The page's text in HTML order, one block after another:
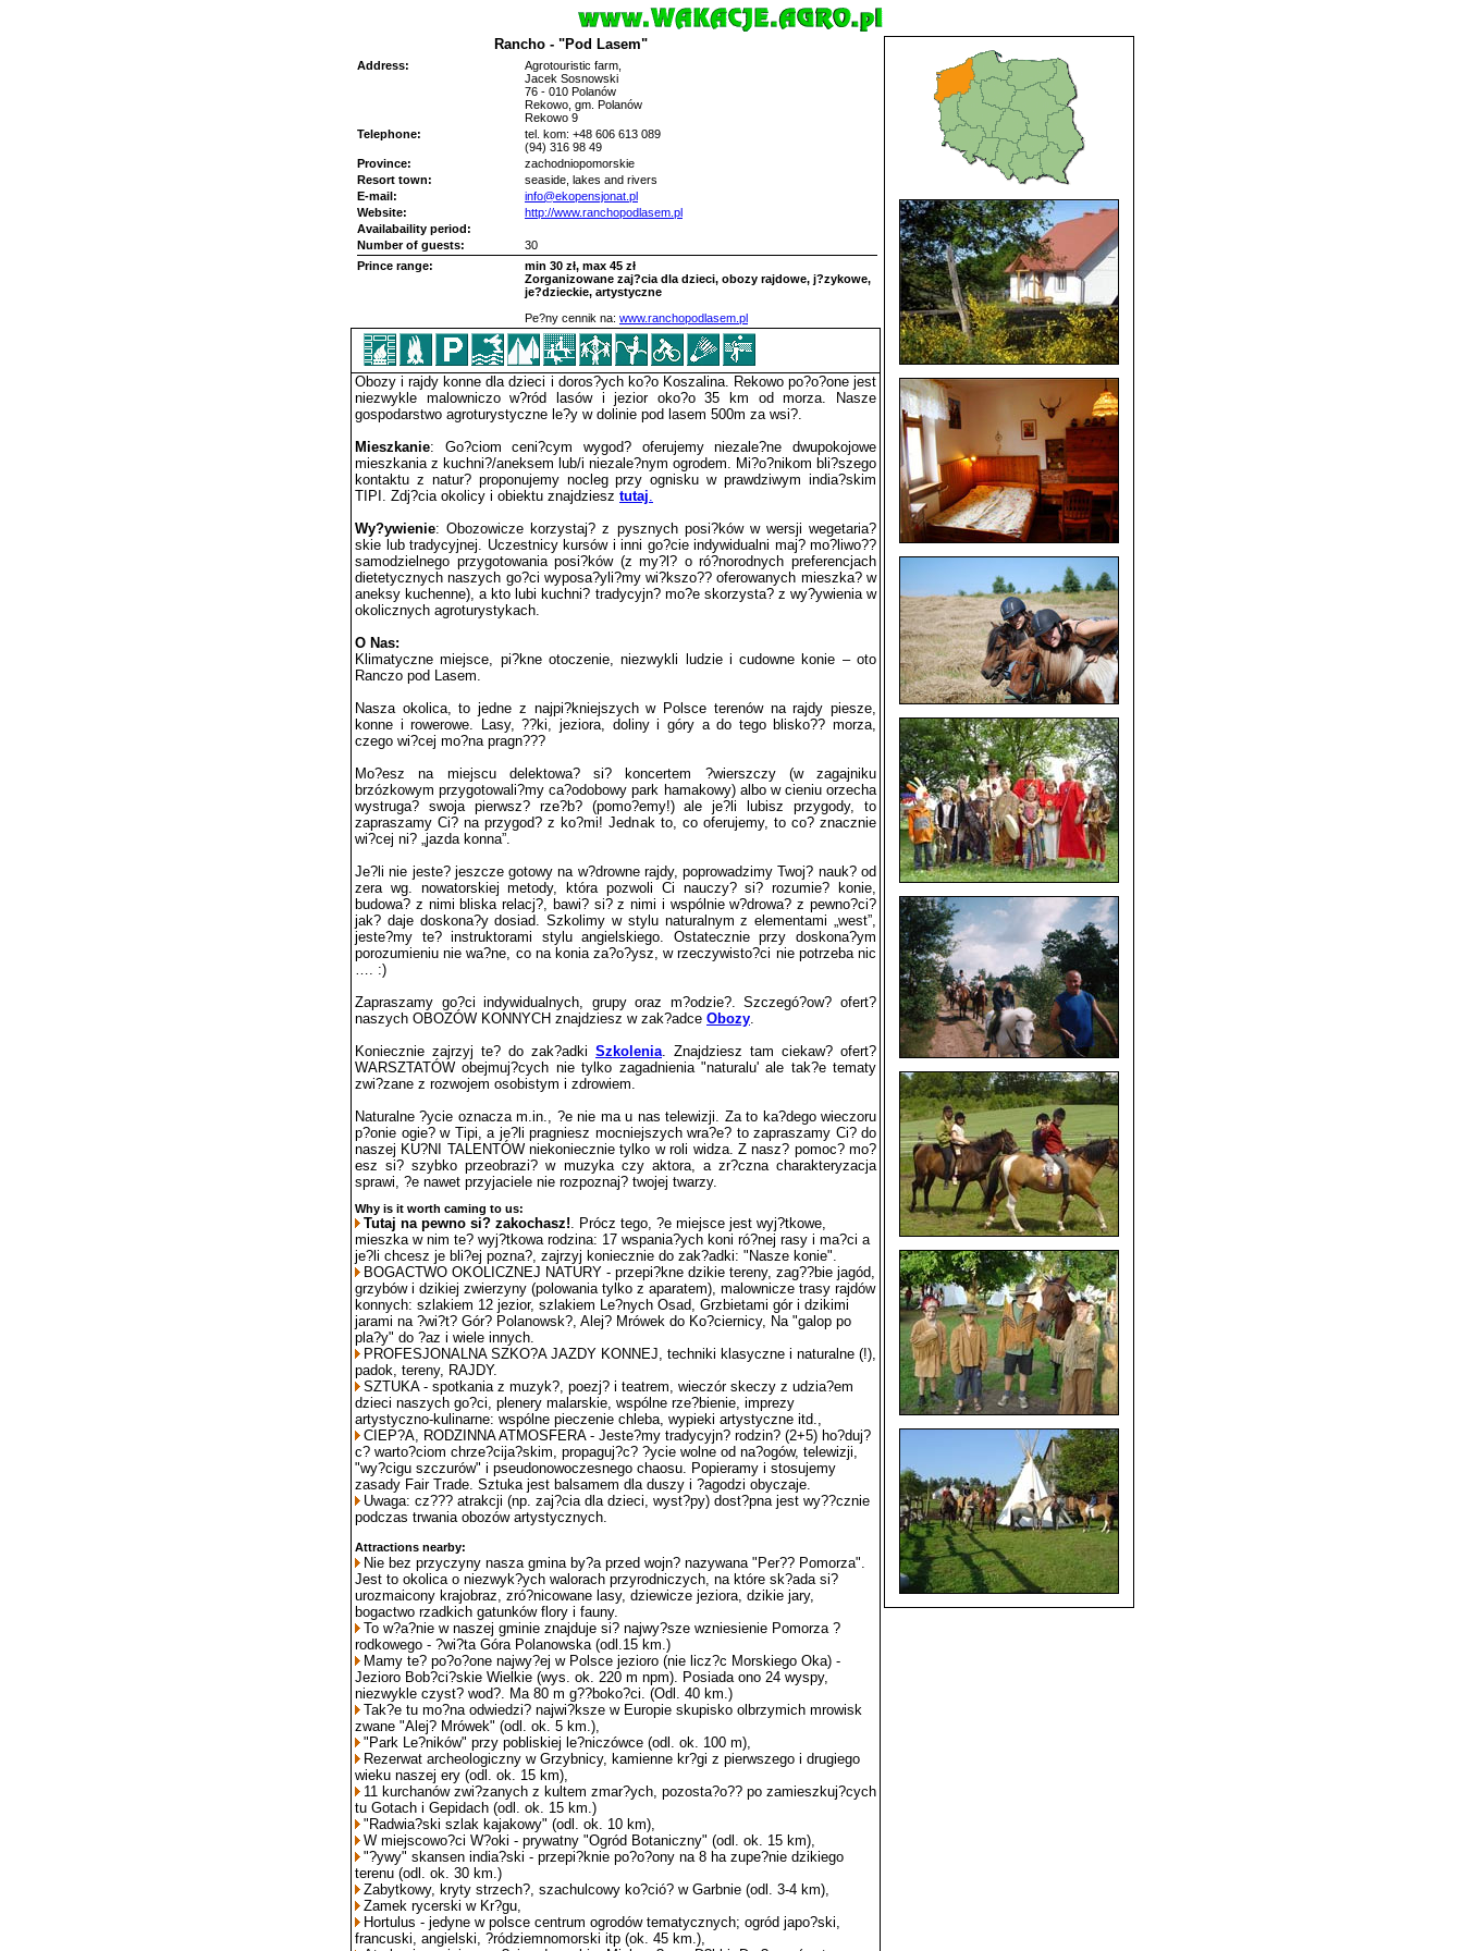
Rancho - "Pod Lasem"
Address:
Agrotouristic farm,
Jacek Sosnowski
76 - 010 Polanów
Rekowo, gm. Polanów
Rekowo 9
Telephone:
tel. kom: +48 606 613 089
(94) 316 98 49
Province:
zachodniopomorskie
Resort town:
seaside, lakes and rivers
E-mail:
info@ekopensjonat.pl
Website:
http://www.ranchopodlasem.pl
Availabaility period:
Number of guests:
30
Prince range:
min 30 zł, max 45 zł
Zorganizowane zaj?cia dla dzieci, obozy rajdowe, j?zykowe,
je?dzieckie, artystyczne
Pe?ny cennik na: www.ranchopodlasem.pl
Obozy i rajdy konne dla dzieci i doros?ych ko?o Koszalina. Rekowo po?o?one jest
niezwykle malowniczo w?ród lasów i jezior oko?o 35 km od morza. Nasze
gospodarstwo agroturystyczne le?y w dolinie pod lasem 500m za wsi?.
Mieszkanie: Go?ciom ceni?cym wygod? oferujemy niezale?ne dwupokojowe
mieszkania z kuchni?/aneksem lub/i niezale?nym ogrodem. Mi?o?nikom bli?szego
kontaktu z natur? proponujemy nocleg przy ognisku w prawdziwym india?skim
TIPI. Zdj?cia okolicy i obiektu znajdziesz tutaj.
Wy?ywienie: Obozowicze korzystaj? z pysznych posi?ków w wersji wegetaria?
skie lub tradycyjnej. Uczestnicy kursów i inni go?cie indywidualni maj? mo?liwo??
samodzielnego przygotowania posi?ków (z my?l? o ró?norodnych preferencjach
dietetycznych naszych go?ci wyposa?yli?my wi?kszo?? oferowanych mieszka? w
aneksy kuchenne), a kto lubi kuchni? tradycyjn? mo?e skorzysta? z wy?ywienia w
okolicznych agroturystykach.
O Nas:
Klimatyczne miejsce, pi?kne otoczenie, niezwykli ludzie i cudowne konie – oto
Ranczo pod Lasem.
Nasza okolica, to jedne z najpi?kniejszych w Polsce terenów na rajdy piesze,
konne i rowerowe. Lasy, ??ki, jeziora, doliny i góry a do tego blisko?? morza,
czego wi?cej mo?na pragn???
Mo?esz na miejscu delektowa? si? koncertem ?wierszczy (w zagajniku
brzózkowym przygotowali?my ca?odobowy park hamakowy) albo w cieniu orzecha
wystruga? swoja pierwsz? rze?b? (pomo?emy!) ale je?li lubisz przygody, to
zapraszamy Ci? na przygod? z ko?mi! Jednak to, co oferujemy, to co? znacznie
wi?cej ni? „jazda konna”.
Je?li nie jeste? jeszcze gotowy na w?drowne rajdy, poprowadzimy Twoj? nauk? od
zera wg. nowatorskiej metody, która pozwoli Ci nauczy? si? rozumie? konie,
budowa? z nimi bliska relacj?, bawi? si? z nimi i wspólnie w?drowa? z pewno?ci?
jak? daje doskona?y dosiad. Szkolimy w stylu naturalnym z elementami „west”,
jeste?my te? instruktorami stylu angielskiego. Ostatecznie przy doskona?ym
porozumieniu nie wa?ne, co na konia za?o?ysz, w rzeczywisto?ci nie potrzeba nic
…. :)
Zapraszamy go?ci indywidualnych, grupy oraz m?odzie?. Szczegó?ow? ofert?
naszych OBOZÓW KONNYCH znajdziesz w zak?adce Obozy.
Koniecznie zajrzyj te? do zak?adki Szkolenia. Znajdziesz tam ciekaw? ofert?
WARSZTATÓW obejmuj?cych nie tylko zagadnienia "naturalu' ale tak?e tematy
zwi?zane z rozwojem osobistym i zdrowiem.
Naturalne ?ycie oznacza m.in., ?e nie ma u nas telewizji. Za to ka?dego wieczoru
p?onie ogie? w Tipi, a je?li pragniesz mocniejszych wra?e? to zapraszamy Ci? do
naszej KU?NI TALENTÓW niekoniecznie tylko w roli widza. Z nasz? pomoc? mo?
esz si? szybko przeobrazi? w muzyka czy aktora, a zr?czna charakteryzacja
sprawi, ?e nawet przyjaciele nie rozpoznaj? twojej twarzy.
Why is it worth caming to us:
Tutaj na pewno si? zakochasz! . Prócz tego, ?e miejsce jest wyj?tkowe,
mieszka w nim te? wyj?tkowa rodzina: 17 wspania?ych koni ró?nej rasy i ma?ci a
je?li chcesz je bli?ej pozna?, zajrzyj koniecznie do zak?adki: "Nasze konie".
BOGACTWO OKOLICZNEJ NATURY - przepi?kne dzikie tereny, zag??bie jagód,
grzybów i dzikiej zwierzyny (polowania tylko z aparatem), malownicze trasy rajdów
konnych: szlakiem 12 jezior, szlakiem Le?nych Osad, Grzbietami gór i dzikimi
jarami na ?wi?t? Gór? Polanowsk?, Alej? Mrówek do Ko?ciernicy, Na "galop po
pla?y" do ?az i wiele innych.
PROFESJONALNA SZKO?A JAZDY KONNEJ, techniki klasyczne i naturalne (!),
padok, tereny, RAJDY.
SZTUKA - spotkania z muzyk?, poezj? i teatrem, wieczór skeczy z udzia?em
dzieci naszych go?ci, plenery malarskie, wspólne rze?bienie, imprezy
artystyczno-kulinarne: wspólne pieczenie chleba, wypieki artystyczne itd.,
CIEP?A, RODZINNA ATMOSFERA - Jeste?my tradycyjn? rodzin? (2+5) ho?duj?
c? warto?ciom chrze?cija?skim, propaguj?c? ?ycie wolne od na?ogów, telewizji,
"wy?cigu szczurów" i pseudonowoczesnego chaosu. Popieramy i stosujemy
zasady Fair Trade. Sztuka jest balsamem dla duszy i ?agodzi obyczaje.
Uwaga: cz??? atrakcji (np. zaj?cia dla dzieci, wyst?py) dost?pna jest wy??cznie
podczas trwania obozów artystycznych.
Attractions nearby:
Nie bez przyczyny nasza gmina by?a przed wojn? nazywana "Per?? Pomorza".
Jest to okolica o niezwyk?ych walorach przyrodniczych, na które sk?ada si?
urozmaicony krajobraz, zró?nicowane lasy, dziewicze jeziora, dzikie jary,
bogactwo rzadkich gatunków flory i fauny.
To w?a?nie w naszej gminie znajduje si? najwy?sze wzniesienie Pomorza ?
rodkowego - ?wi?ta Góra Polanowska (odl.15 km.)
Mamy te? po?o?one najwy?ej w Polsce jezioro (nie licz?c Morskiego Oka) -
Jezioro Bob?ci?skie Wielkie (wys. ok. 220 m npm). Posiada ono 24 wyspy,
niezwykle czyst? wod?. Ma 80 m g??boko?ci. (Odl. 40 km.)
Tak?e tu mo?na odwiedzi? najwi?ksze w Europie skupisko olbrzymich mrowisk
zwane "Alej? Mrówek" (odl. ok. 5 km.),
"Park Le?ników" przy pobliskiej le?niczówce (odl. ok. 100 m),
Rezerwat archeologiczny w Grzybnicy, kamienne kr?gi z pierwszego i drugiego
wieku naszej ery (odl. ok. 15 km),
11 kurchanów zwi?zanych z kultem zmar?ych, pozosta?o?? po zamieszkuj?cych
tu Gotach i Gepidach (odl. ok. 15 km.)
"Radwia?ski szlak kajakowy" (odl. ok. 10 km),
W miejscowo?ci W?oki - prywatny "Ogród Botaniczny" (odl. ok. 15 km),
"?ywy" skansen india?ski - przepi?knie po?o?ony na 8 ha zupe?nie dzikiego
terenu (odl. ok. 30 km.)
Zabytkowy, kryty strzech?, szachulcowy ko?ció? w Garbnie (odl. 3-4 km),
Zamek rycerski w Kr?gu,
Hortulus - jedyne w polsce centrum ogrodów tematycznych; ogród japo?ski,
francuski, angielski, ?ródziemnomorski itp (ok. 45 km.),